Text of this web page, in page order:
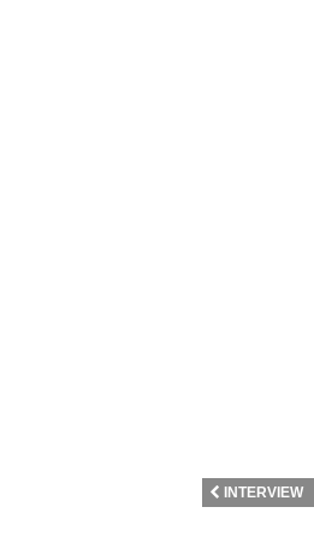
INTERVIEW